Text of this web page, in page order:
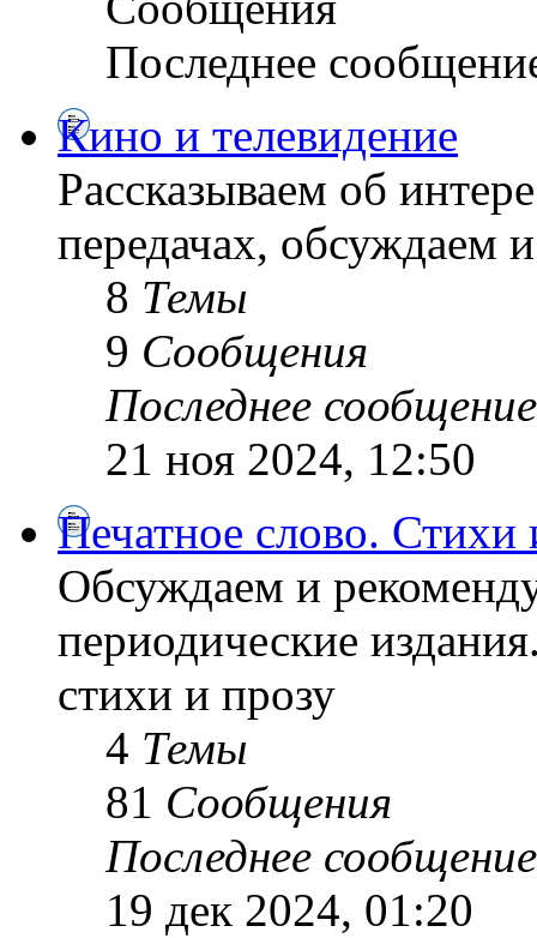
Последнее
Кино и телевидение
Рассказываем об
передачах, обсуждаем
8 Темы
9 Сообщения
Последнее сообщение
21 ноя 2024, 12:50
Печатное слово. Стихи
Обсуждаем и
периодические
стихи и прозу
4 Темы
81 Сообщения
Последнее сообщение
19 дек 2024, 01:20